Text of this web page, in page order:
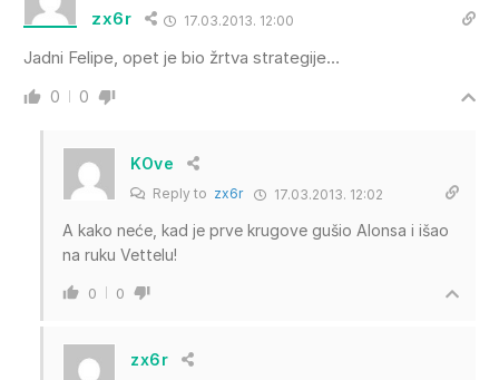
zx6r 17.03.2013. 12:00
Jadni Felipe, opet je bio žrtva strategije…
0 0
KOve
Reply to zx6r 17.03.2013. 12:02
A kako neće, kad je prve krugove gušio Alonsa i išao
na ruku Vettelu!
0 0
zx6r